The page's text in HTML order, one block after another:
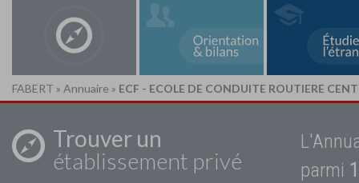
FABERT » Annuaire » ECF - ECOLE DE CONDUITE ROUTIERE
Trouver un
établissement privé
parmi